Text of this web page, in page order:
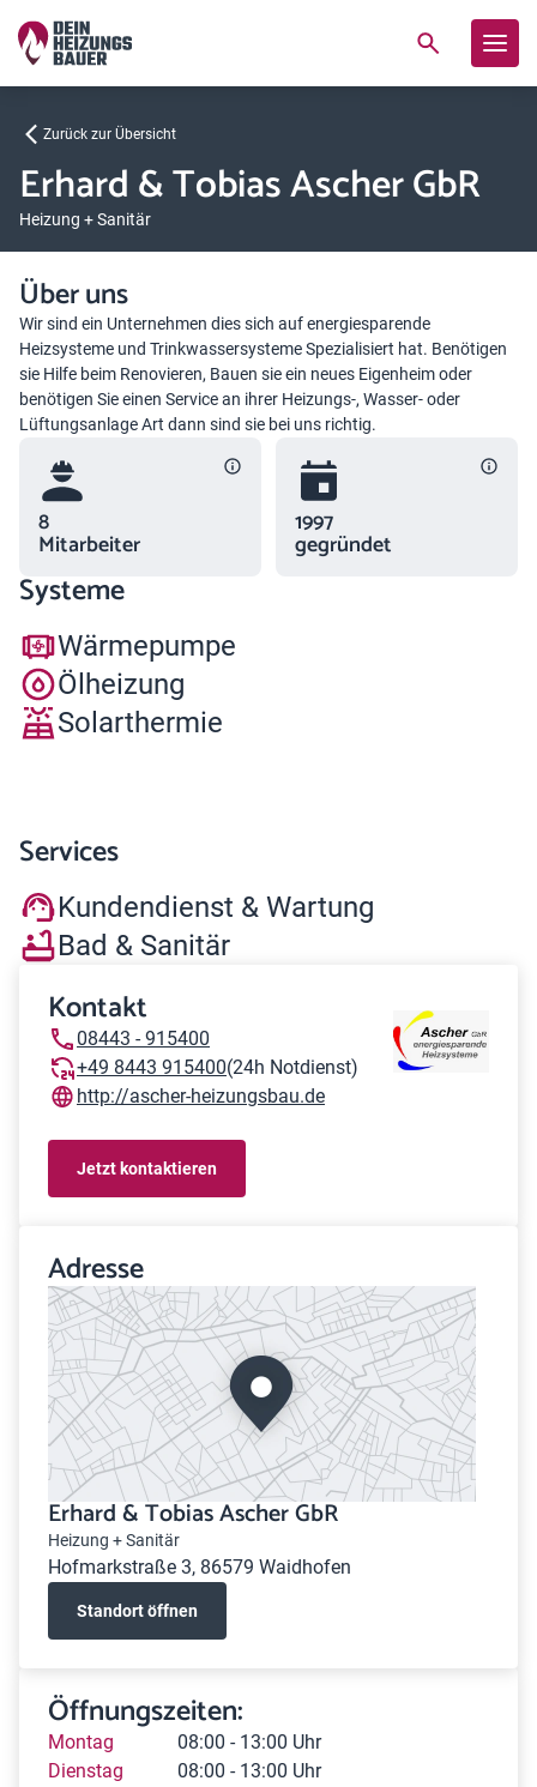
Zurück zur Übersicht
Erhard & Tobias Ascher GbR
Heizung + Sanitär
Über uns
Wir sind ein Unternehmen dies sich auf energiesparende
Heizsysteme und Trinkwassersysteme Spezialisiert hat. Benötigen
sie Hilfe beim Renovieren, Bauen sie ein neues Eigenheim oder
benötigen Sie einen Service an ihrer Heizungs-, Wasser- oder
Lüftungsanlage Art dann sind sie bei uns richtig.
8
Mitarbeiter
1997
gegründet
Systeme
Wärmepumpe
Ölheizung
Solarthermie
Services
Kundendienst & Wartung
Bad & Sanitär
Kontakt
08443 - 915400
+49 8443 915400(24h Notdienst)
http://ascher-heizungsbau.de
Jetzt kontaktieren
Adresse
Erhard & Tobias Ascher GbR
Heizung + Sanitär
Hofmarkstraße 3, 86579 Waidhofen
Standort öffnen
Öffnungszeiten:
Montag
08:00 - 13:00 Uhr
Dienstag
08:00 - 13:00 Uhr